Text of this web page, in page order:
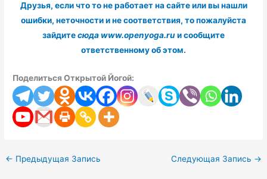
Друзья, если что то не работает на сайте или вы нашли
ошибки, неточности и не соответствия, то пожалуйста
зайдитесюда www.openyoga.ruи сообщите
ответственному об этом.
Поделиться Открытой Йогой:
← Предыдущая Запись Следующая Запись →